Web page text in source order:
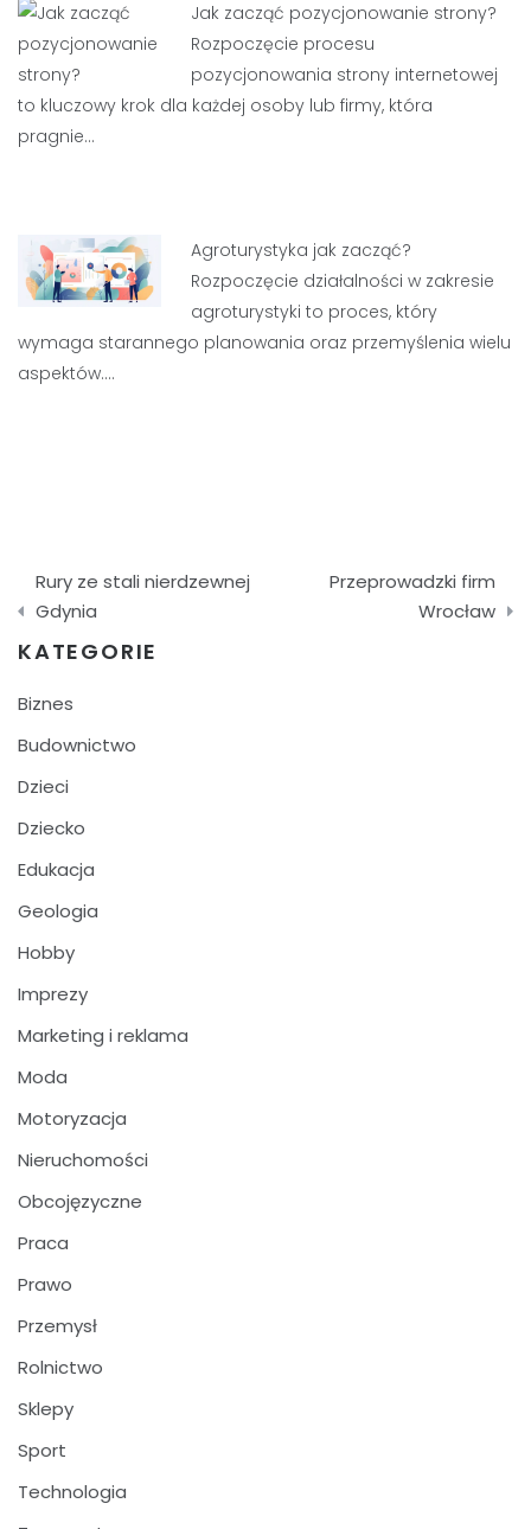
Jak zacząć pozycjonowanie strony?
Rozpoczęcie procesu
pozycjonowania strony internetowej
to kluczowy krok dla każdej osoby lub firmy, która
pragnie…
Agroturystyka jak zacząć?
Rozpoczęcie działalności w zakresie
agroturystyki to proces, który
wymaga starannego planowania oraz przemyślenia wielu
aspektów.…
Nawigacja
wpisu
Rury ze stali nierdzewnej
Gdynia
Przeprowadzki firm
Wrocław
KATEGORIE
Biznes
Budownictwo
Dzieci
Dziecko
Edukacja
Geologia
Hobby
Imprezy
Marketing i reklama
Moda
Motoryzacja
Nieruchomości
Obcojęzyczne
Praca
Prawo
Przemysł
Rolnictwo
Sklepy
Sport
Technologia